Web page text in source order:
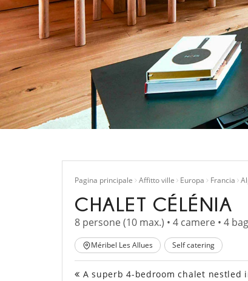
Pagina principale Affitto ville Europa Francia
CHALET CÉLÉNIA
8 persone (10 max.) • 4 camere • 4
Méribel Les Allues Self catering
A superb 4-bedroom chalet